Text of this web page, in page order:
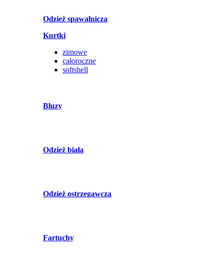
Odzież spawalnicza
Kurtki
zimowe
całoroczne
softshell
Bluzy
Odzież biała
Odzież ostrzegawcza
Fartuchy